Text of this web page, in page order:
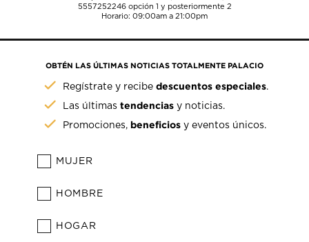
5557252246opción 1 y posteriormente 2
Horario: 09:00am a 21:00pm
OBTÉN LAS ÚLTIMAS NOTICIAS TOTALMENTE PALACIO
Regístrate y recibedescuentos especiales.
Las últimastendencias y noticias.
Promociones, beneficios y eventos únicos.
MUJER
HOMBRE
HOGAR